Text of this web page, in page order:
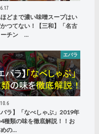
どまで濃い味噌スープはい
かつてない！【三和】「名古
ーチン …
エバラ
バラ】「なべしゃぶ」2019年
種類の味を徹底解説！！お
の…